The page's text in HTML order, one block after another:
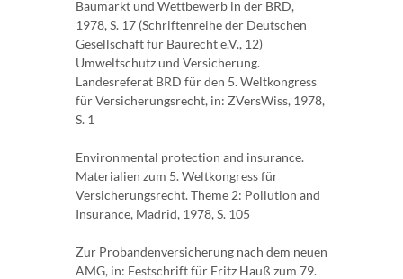
Baumarkt und Wettbewerb in der BRD,
1978, S. 17 (Schriftenreihe der Deutschen
Gesellschaft für Baurecht e.V., 12)
Umweltschutz und Versicherung.
Landesreferat BRD für den 5. Weltkongress
für Versicherungsrecht, in: ZVersWiss, 1978,
S. 1
Environmental protection and insurance.
Materialien zum 5. Weltkongress für
Versicherungsrecht. Theme 2: Pollution and
Insurance, Madrid, 1978, S. 105
Zur Probandenversicherung nach dem neuen
AMG, in: Festschrift für Fritz Hauß zum 79.